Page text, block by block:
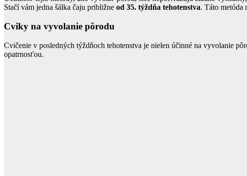
Stačí vám jedna šálka čaju približne od 35. týždňa tehotenstva. Táto metóda
Cviky na vyvolanie pôrodu
Cvičenie v posledných týždňoch tehotenstva je nielen účinné na vyvolanie
opatrnosťou.